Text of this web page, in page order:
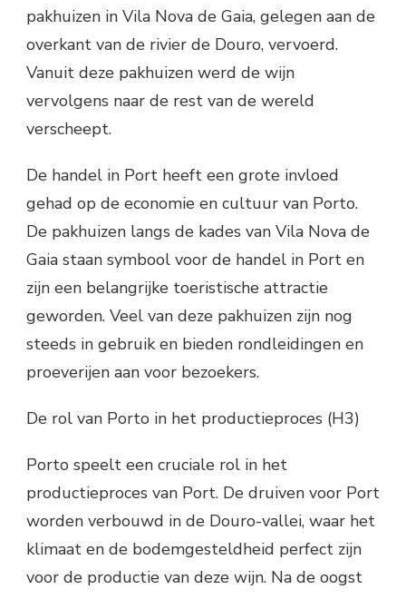
pakhuizen in Vila Nova de Gaia, gelegen aan de
overkant van de rivier de Douro, vervoerd.
Vanuit deze pakhuizen werd de wijn
vervolgens naar de rest van de wereld
verscheept.
De handel in Port heeft een grote invloed
gehad op de economie en cultuur van Porto.
De pakhuizen langs de kades van Vila Nova de
Gaia staan symbool voor de handel in Port en
zijn een belangrijke toeristische attractie
geworden. Veel van deze pakhuizen zijn nog
steeds in gebruik en bieden rondleidingen en
proeverijen aan voor bezoekers.
De rol van Porto in het productieproces (H3)
Porto speelt een cruciale rol in het
productieproces van Port. De druiven voor Port
worden verbouwd in de Douro-vallei, waar het
klimaat en de bodemgesteldheid perfect zijn
voor de productie van deze wijn. Na de oogst